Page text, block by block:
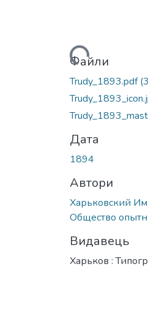
Вантажиться...Файли
Trudy_1893.pdf
Дата
1894
Автори
Харьковский
Общество
Видавець
Харьков :